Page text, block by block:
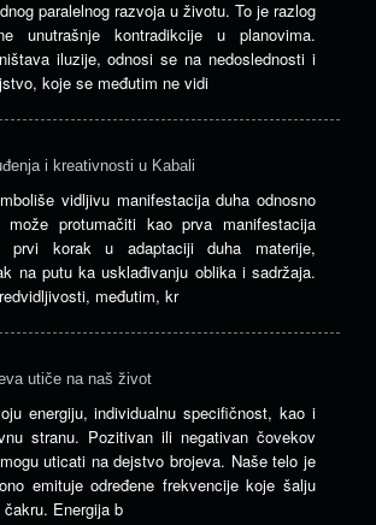
paralelnog razvoja u životu. To je razlog
unutrašnje kontradikcije u planovima.
iluzije, odnosi se na nedoslednosti i
koje se međutim ne vidi
i kreativnosti u Kabali
vidljivu manifestacija duha odnosno
protumačiti kao prva manifestacija
prvi korak u adaptaciji duha materije,
na putu ka usklađivanju oblika i sadržaja.
međutim, kr
utiče na naš život
energiju, individualnu specifičnost, kao i
stranu. Pozitivan ili negativan čovekov
uticati na dejstvo brojeva. Naše telo je
emituje određene frekvencije koje šalju
Energija b